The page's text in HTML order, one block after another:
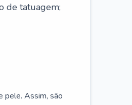
de tatuagem;
pele. Assim, são